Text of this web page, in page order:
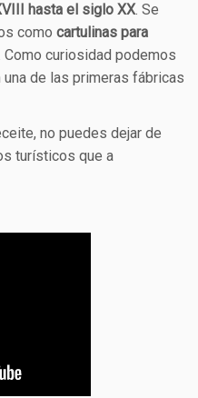
hasta el siglo XX. Se
como cartulinas para
Como curiosidad podemos
de las primeras fábricas
no puedes dejar de
turísticos que a